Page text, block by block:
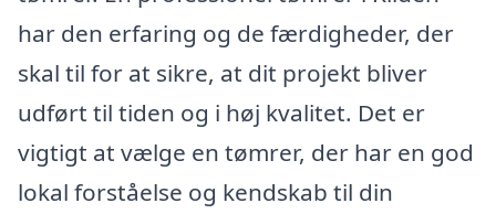
har den erfaring og de færdigheder, der
skal til for at sikre, at dit projekt bliver
udført til tiden og i høj kvalitet. Det er
vigtigt at vælge en tømrer, der har en god
lokal forståelse og kendskab til din